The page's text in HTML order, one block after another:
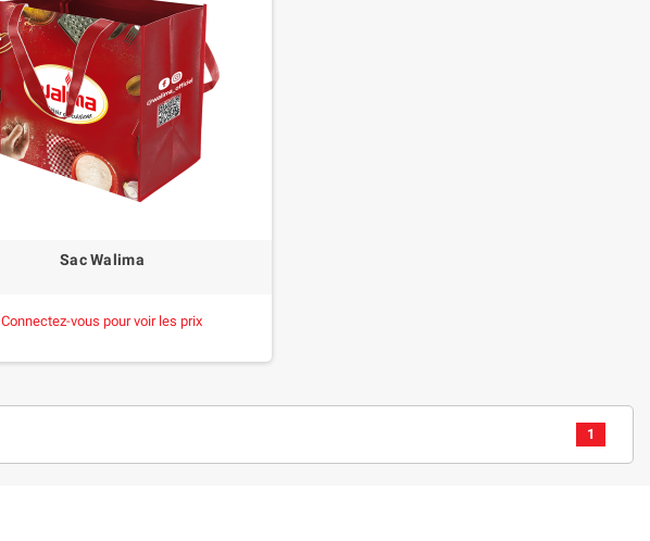
Sac Walima
Connectez-vous pour voir les prix
1